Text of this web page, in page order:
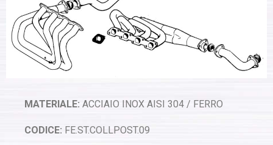
MATERIALE: ACCIAIO INOX AISI 304 / FERRO
CODICE: FE.ST.COLLPOST.09